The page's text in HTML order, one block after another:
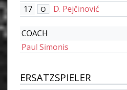
17 O D. Pejčinović
COACH
Paul Simonis
ERSATZSPIELER